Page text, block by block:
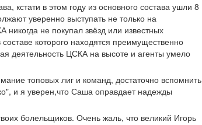
кстати в этом году из основного состава ушли 8
уверенно выступать не только на
не покупал звёзд или известных
которого находятся преимущественно
деятельность ЦСКА на высоте и агенты умело
топовых лиг и команд, достаточно вспомнить
и я уверен,что Саша оправдает надежды
болельщиков. Очень жаль, что великий Игорь